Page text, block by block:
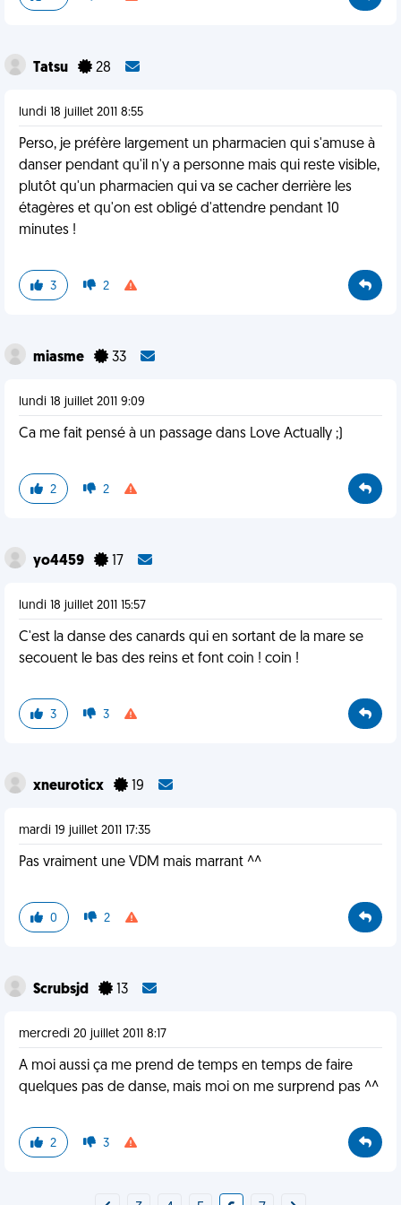
Tatsu 28
lundi 18 juillet 2011 8:55
Perso, je préfère largement un pharmacien qui s'amuse à
danser pendant qu'il n'y a personne mais qui reste visible,
plutôt qu'un pharmacien qui va se cacher derrière les
étagères et qu'on est obligé d'attendre pendant 10
minutes !
3 2
miasme 33
lundi 18 juillet 2011 9:09
Ca me fait pensé à un passage dans Love Actually ;)
2 2
yo4459 17
lundi 18 juillet 2011 15:57
C'est la danse des canards qui en sortant de la mare se
secouent le bas des reins et font coin ! coin !
3 3
xneuroticx 19
mardi 19 juillet 2011 17:35
Pas vraiment une VDM mais marrant ^^
0 2
Scrubsjd 13
mercredi 20 juillet 2011 8:17
A moi aussi ça me prend de temps en temps de faire
quelques pas de danse, mais moi on me surprend pas ^^
2 3